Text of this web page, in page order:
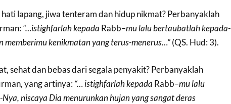
lapang, jiwa tenteram dan hidup nikmat? Perbanyaklah
“…istighfarlahkepada Rabb–mu lalubertaubatlahkepada-
memberimukenikmatanyangterus-menerus…”(QS. Hud: 3).
sehat dan bebas dari segala penyakit? Perbanyaklah
yang artinya:“… istighfarlahkepada Rabb–mu lalu
Nya,niscaya Diamenurunkanhujanyangsangatderas